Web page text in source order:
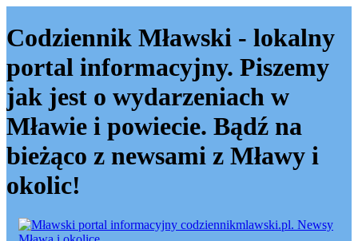
Codziennik Mławski - lokalny
portal informacyjny. Piszemy
jak jest o wydarzeniach w
Mławie i powiecie. Bądź na
bieżąco z newsami z Mławy i
okolic!